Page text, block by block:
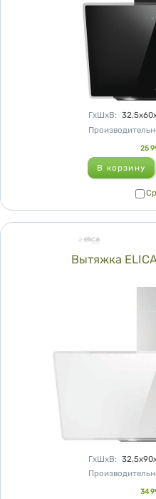
Характеристики
ГхШхВ:
25
Вытяжка
Характеристики
ГхШхВ:
34